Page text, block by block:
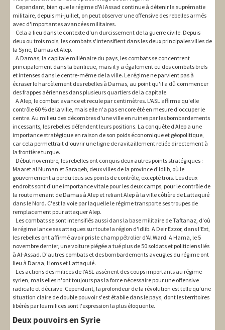
Cependant, bien que le régime d'Al Assad continue à détenir la suprématie
militaire, depuis mi-juillet, on peut observer une offensive des rebelles armés
avec d'importantes avancées militaires.
Cela a lieu dans le contexte d'un durcissement de la guerre civile. Depuis
deux ou trois mois, les combats s'intensifient dans les deux principales villes de
la Syrie, Damas et Alep.
A Damas, la capitale millénaire du pays, les combats se concentrent
principalement dans la banlieue, mais il y a également eu des combats brefs
et intenses dans le centre-même de la ville. Le régime ne parvient pas à
écraser le harcèlement des rebelles à Damas, au point qu'il a dû commencer
des frappes aériennes dans plusieurs quartiers de la capitale.
A Alep, le combat avance et recule par centimètres. L'ASL affirme qu'elle
contrôle 60 % de la ville, mais elle n'a pas encore été en mesure d'occuper le
centre. Au milieu des décombres d'une ville en ruines par les bombardements
incessants, les rebelles défendent leurs positions. La conquête d'Alep a une
importance stratégique en raison de son poids économique et géopolitique,
car cela permettrait d'ouvrir une ligne de ravitaillement reliée directement à
la frontière turque.
Début novembre, les rebelles ont conquis deux autres points stratégiques :
Maaret al Numan et Saraqeb, deux villes de la province d'Idlib, où le
gouvernement a perdu tous ses points de contrôle, excepté trois. Les deux
endroits sont d'une importance vitale pour les deux camps, pour le contrôle de
la route menant de Damas à Alep et reliant Alep à la ville côtière de Lattaquié
dans le Nord. C'est la voie par laquelle le régime transporte ses troupes de
remplacement pour attaquer Alep.
Les combats se sont intensifiés aussi dans la base militaire de Taftanaz, d'où
le régime lance ses attaques sur toute la région d'Idlib. A Deir Ezzor, dans l'Est,
les rebelles ont affirmé avoir pris le champ pétrolier d'Al Ward. A Hama, le 5
novembre dernier, une voiture piégée a tué plus de 50 soldats et politiciens liés
à Al-Assad. D'autres combats et des bombardements aveugles du régime ont
lieu à Daraa, Homs et Lattaquié.
Les actions des milices de l'ASL assènent des coups importants au régime
syrien, mais elles n'ont toujours pas la force nécessaire pour une offensive
radicale et décisive. Cependant, la profondeur de la révolution est telle qu'une
situation claire de double pouvoir s'est établie dans le pays, dont les territoires
libérés par les milices sont l'expression la plus éloquente.
Deux pouvoirs en Syrie